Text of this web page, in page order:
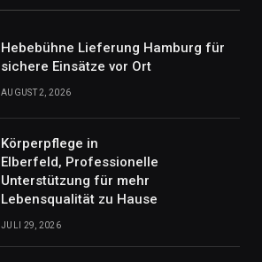
Hebebühne Lieferung Hamburg für
sichere Einsätze vor Ort
AUGUST 2, 2026
Körperpflege in
Elberfeld, Professionelle
Unterstützung für mehr
Lebensqualität zu Hause
JULI 29, 2026